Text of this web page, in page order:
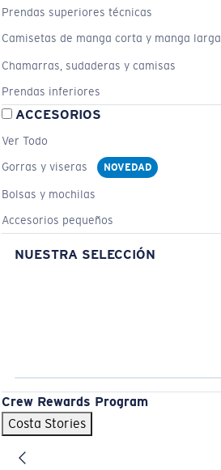
Prendas superiores técnicas
Camisetas de manga corta y manga larga
Chamarras, sudaderas y camisas
Prendas inferiores
ACCESORIOS
Ver Todo
Gorras y viseras
NOVEDAD
Bolsas y mochilas
Accesorios pequeños
NUESTRA SELECCIÓN
Crew Rewards Program
Costa Stories